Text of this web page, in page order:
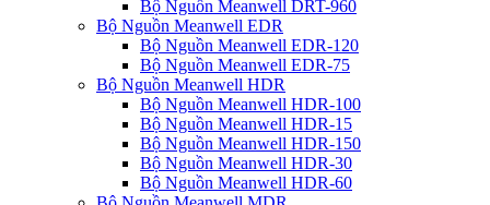
Bộ Nguồn Meanwell DRT-960
Bộ Nguồn Meanwell EDR
Bộ Nguồn Meanwell EDR-120
Bộ Nguồn Meanwell EDR-75
Bộ Nguồn Meanwell HDR
Bộ Nguồn Meanwell HDR-100
Bộ Nguồn Meanwell HDR-15
Bộ Nguồn Meanwell HDR-150
Bộ Nguồn Meanwell HDR-30
Bộ Nguồn Meanwell HDR-60